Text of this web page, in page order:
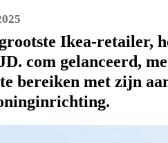
Ikea-retailer,
com gelanceerd,
bereiken met zijn